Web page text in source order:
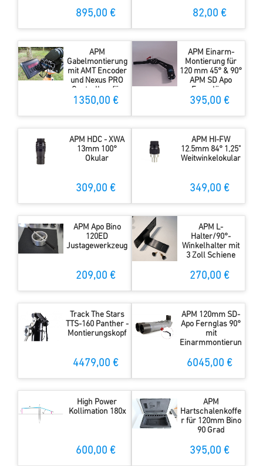
895,00 € 82,00 €
APM
Gabelmontierung
mit AMT Encoder
und Nexus PRO
Controller- für
Großferngläser
1350,00 €
APM Einarm-
Montierung für
120 mm 45° & 90°
APM SD Apo
Ferngläser
395,00 €
APM HDC - XWA
13mm 100°
Okular
309,00 €
APM HI-FW
12.5mm 84° 1,25"
Weitwinkelokular
349,00 €
APM Apo Bino
120ED
Justagewerkzeug
209,00 €
APM L-
Halter/90°-
Winkelhalter mit
3 Zoll Schiene
270,00 €
Track The Stars
TTS-160 Panther -
Montierungskopf
4479,00 €
APM 120mm SD-
Apo Fernglas 90°
mit
Einarmmontierun
6045,00 €
High Power
Kollimation 180x
600,00 €
APM
Hartschalenkoffe
r für 120mm Bino
90 Grad
395,00 €